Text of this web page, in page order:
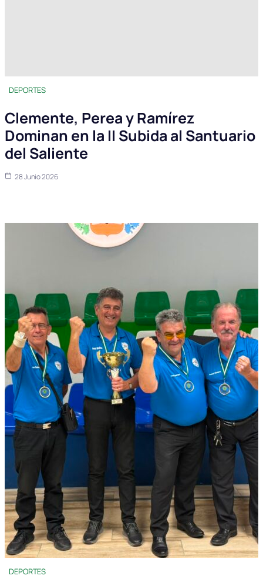
DEPORTES
Clemente, Perea y Ramírez
Dominan en la II Subida al Santuario
del Saliente
28 Junio 2026
DEPORTES